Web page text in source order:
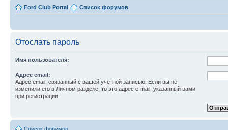
Ford Club Portal Список форумов
Отослать пароль
Имя пользователя:
Адрес email:
Адрес email, связанный с вашей учётной записью. Если вы не
изменили его в Личном разделе, то это адрес e-mail, указанный вами
при регистрации.